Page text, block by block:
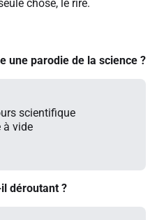
chose, le rire.
une parodie de la science ?
scientifique
à vide
déroutant ?